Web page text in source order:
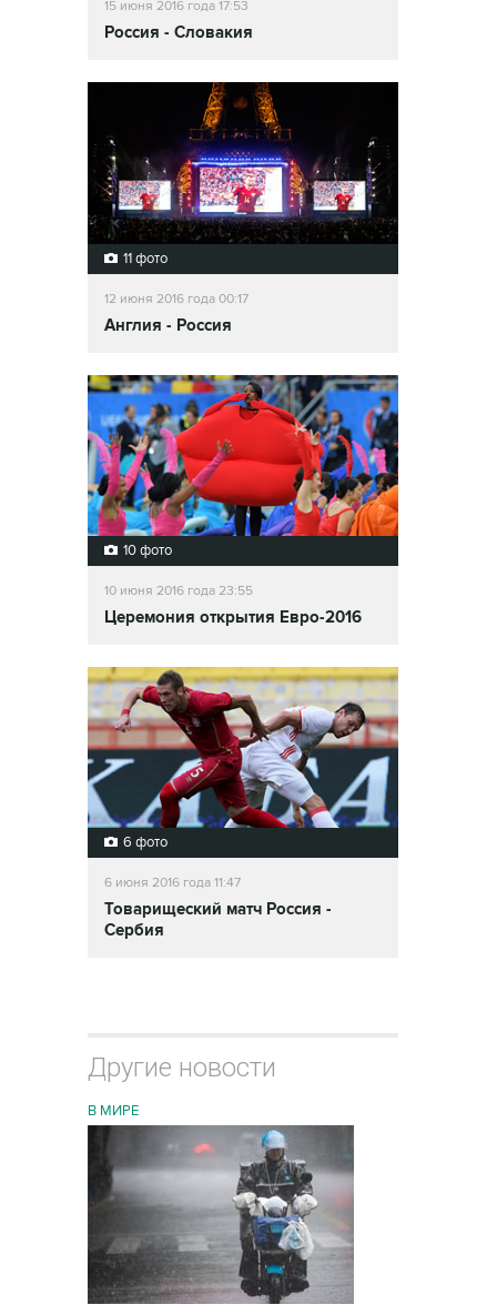
15 июня 2016 года 17:53
Россия - Словакия
11 фото
12 июня 2016 года 00:17
Англия - Россия
10 фото
10 июня 2016 года 23:55
Церемония открытия Евро-2016
6 фото
6 июня 2016 года 11:47
Товарищеский матч Россия -
Сербия
Другие новости
В МИРЕ